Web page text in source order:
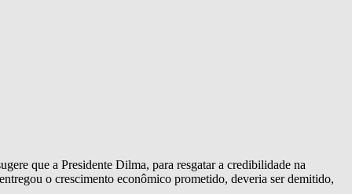
que a Presidente Dilma, para resgatar a credibilidade na
o crescimento econômico prometido, deveria ser demitido,